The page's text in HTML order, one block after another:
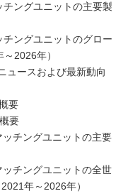
ングユニットの主要製
ングユニットのグロー
2026年）
ュースおよび最新動向
要
要
チングユニットの主要
チングユニットの全世
年～2026年）